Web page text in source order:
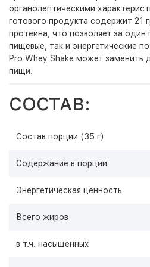
органолептическими
готового продукта содержит 21
протеина, что позволяет за один
пищевые, так и энергетические
Pro Whey Shake может заменить
пищи.
СОСТАВ:
Состав порции (35 г)
Содержание в порции
Энергетическая ценность
Всего жиров
в т.ч. насыщенных